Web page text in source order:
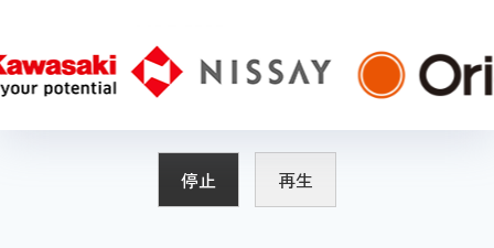
停止 再生